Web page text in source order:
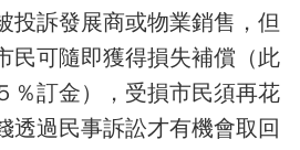
投訴發展商或物業銷售，但
民可隨即獲得損失補償（此
％訂金），受損市民須再花
透過民事訴訟才有機會取回